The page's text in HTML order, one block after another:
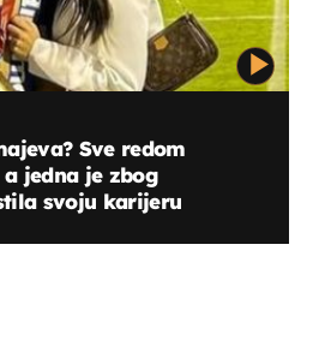
Sve redom
jedna je zbog
svoju karijeru